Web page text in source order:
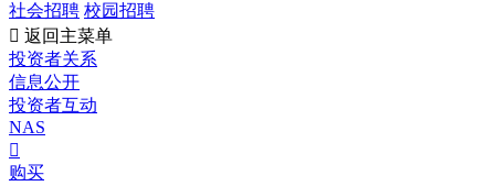
社会招聘 校园招聘
 返回主菜单
投资者关系
信息公开
投资者互动
NAS

购买